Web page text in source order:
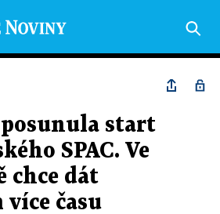
posunula start
SPAC. Ve
chce dát
času